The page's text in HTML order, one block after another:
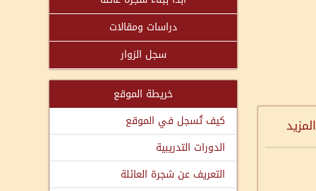
المزيد
دراسات ومقالات
سجل الزوار
خريطة الموقع
كيف تُسجل في الموقع
الدورات التدريبية
التعريف عن شجرة العائلة